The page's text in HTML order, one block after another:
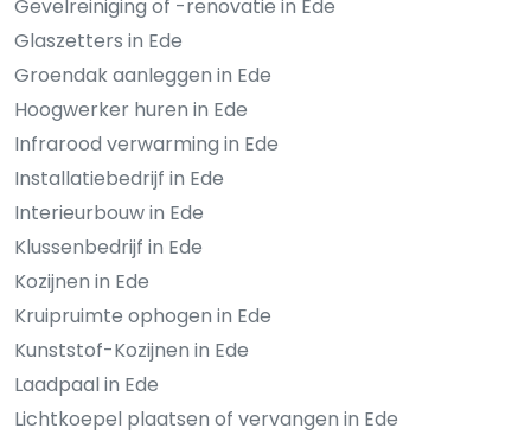
Gevelreiniging of -renovatie in Ede
Glaszetters in Ede
Groendak aanleggen in Ede
Hoogwerker huren in Ede
Infrarood verwarming in Ede
Installatiebedrijf in Ede
Interieurbouw in Ede
Klussenbedrijf in Ede
Kozijnen in Ede
Kruipruimte ophogen in Ede
Kunststof-Kozijnen in Ede
Laadpaal in Ede
Lichtkoepel plaatsen of vervangen in Ede